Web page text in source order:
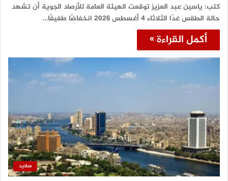
كتب: ياسين عبد العزيز توقعت الهيئة العامة للأرصاد الجوية أن تشهد
حالة الطقس غدًا الثلاثاء 4 أغسطس 2026 انخفاضًا طفيفًا…
أكمل القراءة »
سلايد